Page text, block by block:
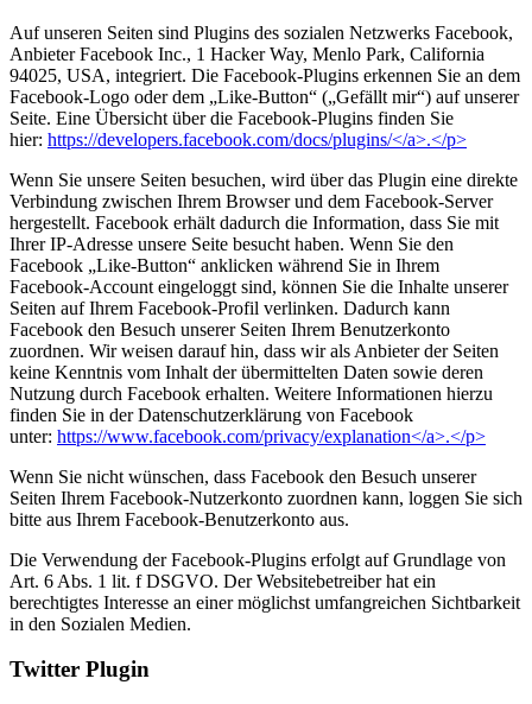
Auf unseren Seiten sind Plugins des sozialen Netzwerks Facebook,
Anbieter Facebook Inc., 1 Hacker Way, Menlo Park, California
94025, USA, integriert. Die Facebook-Plugins erkennen Sie an dem
Facebook-Logo oder dem „Like-Button“ („Gefällt mir“) auf unserer
Seite. Eine Übersicht über die Facebook-Plugins finden Sie
hier: https://developers.facebook.com/docs/plugins/</a>.</p>
Wenn Sie unsere Seiten besuchen, wird über das Plugin eine direkte
Verbindung zwischen Ihrem Browser und dem Facebook-Server
hergestellt. Facebook erhält dadurch die Information, dass Sie mit
Ihrer IP-Adresse unsere Seite besucht haben. Wenn Sie den
Facebook „Like-Button“ anklicken während Sie in Ihrem
Facebook-Account eingeloggt sind, können Sie die Inhalte unserer
Seiten auf Ihrem Facebook-Profil verlinken. Dadurch kann
Facebook den Besuch unserer Seiten Ihrem Benutzerkonto
zuordnen. Wir weisen darauf hin, dass wir als Anbieter der Seiten
keine Kenntnis vom Inhalt der übermittelten Daten sowie deren
Nutzung durch Facebook erhalten. Weitere Informationen hierzu
finden Sie in der Datenschutzerklärung von Facebook
unter: https://www.facebook.com/privacy/explanation</a>.</p>
Wenn Sie nicht wünschen, dass Facebook den Besuch unserer
Seiten Ihrem Facebook-Nutzerkonto zuordnen kann, loggen Sie sich
bitte aus Ihrem Facebook-Benutzerkonto aus.
Die Verwendung der Facebook-Plugins erfolgt auf Grundlage von
Art. 6 Abs. 1 lit. f DSGVO. Der Websitebetreiber hat ein
berechtigtes Interesse an einer möglichst umfangreichen Sichtbarkeit
in den Sozialen Medien.
Twitter Plugin